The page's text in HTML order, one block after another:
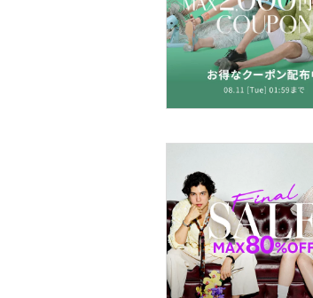
コフレ・キット・セット
食器・調理器具・キッチ
オ機器
スポーツ・アウトドア用
品
文房具